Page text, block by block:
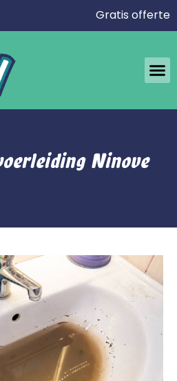
Gratis offerte
Ninove